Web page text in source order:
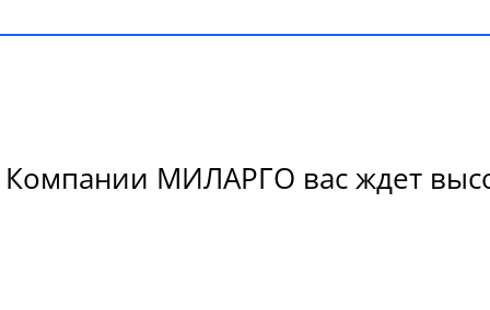
МИЛАРГО вас ждет